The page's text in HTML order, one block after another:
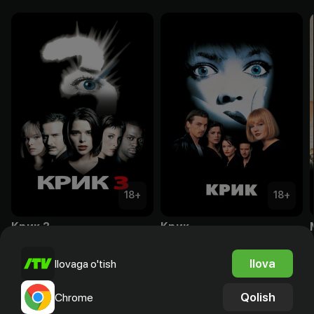
18+
Крик 3
18+
Крик
Ilovaga o'tish Ilova
Chrome Qolish